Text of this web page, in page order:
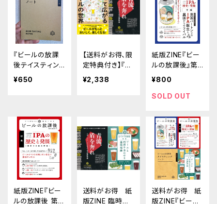
飲み方改革
践
『ビールの放課
後テイスティン
グノート クラフ
¥650
【送料がお得、限
定特典付き】『知
って広がるビー
ルの世界 日本ビ
紙版ZINE 臨時
増刊号「青流、盾
を奔れ ルポ ブ
リュッセルでの犯
罪被害」
¥2,338
紙版ZINE『ビー
ルの放課後』第3
号 IPA特集中編
¥800
SOLD OUT
紙版ZINE『ビー
ルの放課後 第2
送料がお得 紙
版ZINE 臨時増
送料がお得 紙
版ZINE『ビール